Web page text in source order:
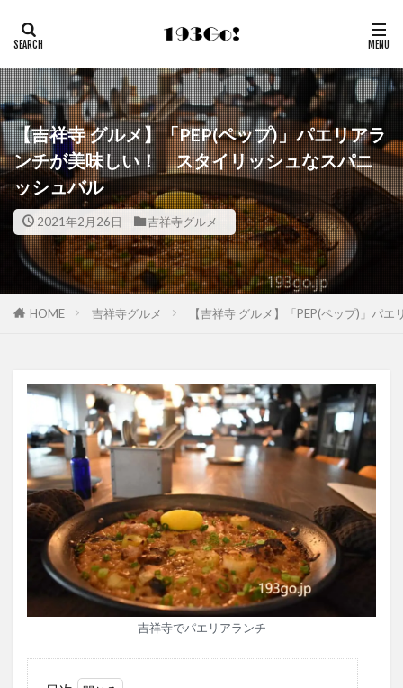
【吉祥寺 グルメ】「PEP(ペップ)」パエリアラ
ンチが美味しい！ スタイリッシュなスパニ
ッシュバル
2021年2月26日 吉祥寺グルメ
HOME 吉祥寺グルメ 【吉祥寺 グルメ】「PEP(ペップ)」パ
吉祥寺でパエリアランチ